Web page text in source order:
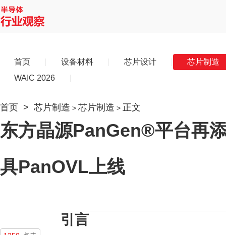
首页 设备材料 芯片设计
芯片制造
WAIC 2026
首页 > 芯片制造 > 芯片制造 > 正文
东方晶源PanGen®平台再
具PanOVL上线
引言